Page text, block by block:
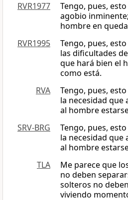
RVR1977
Tengo, pues,
agobio
hombre en
RVR1995
Tengo, pues,
las dificultades
que hará bien el
como está.
RVA
Tengo, pues,
la necesidad que
al hombre
SRV-BRG
Tengo, pues,
la necesidad que
al hombre
TLA
Me parece que
no deben
solteros no
viviendo